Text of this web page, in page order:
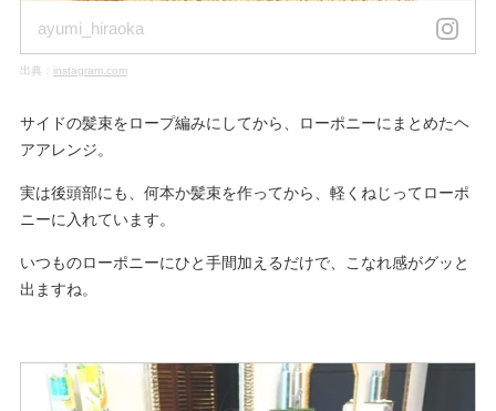
ayumi_hiraoka
出典： instagram.com
サイドの髪束をロープ編みにしてから、ローポニーにまとめたヘ
アアレンジ。
実は後頭部にも、何本か髪束を作ってから、軽くねじってローポ
ニーに入れています。
いつものローポニーにひと手間加えるだけで、こなれ感がグッと
出ますね。